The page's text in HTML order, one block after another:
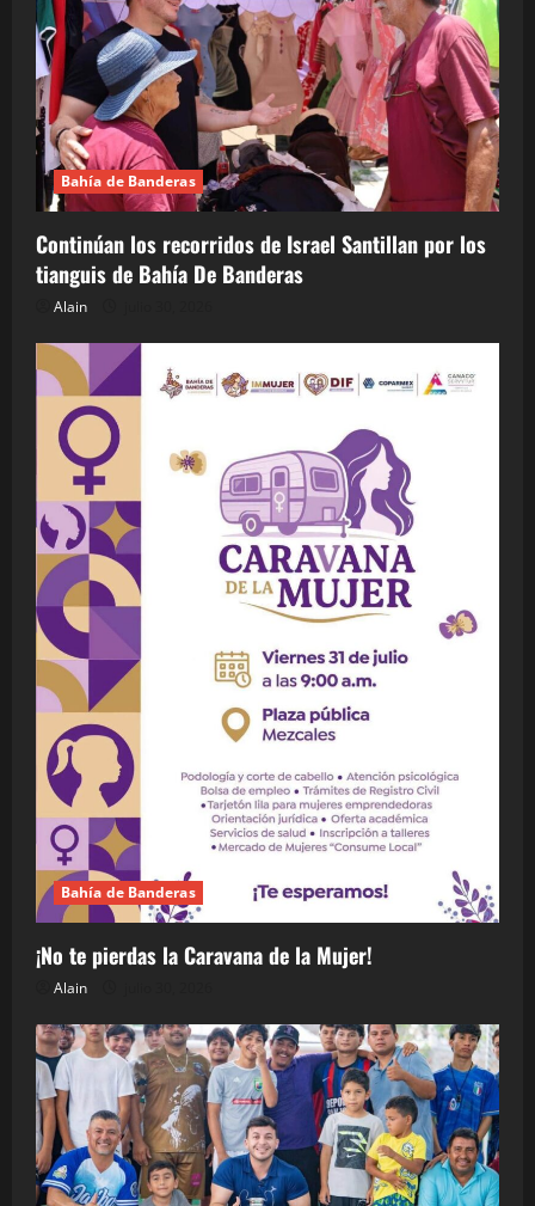
Bahía de Banderas
Continúan los recorridos de Israel Santillan por los
tianguis de Bahía De Banderas
Alain
Bahía de Banderas
¡No te pierdas la Caravana de la Mujer!
Alain